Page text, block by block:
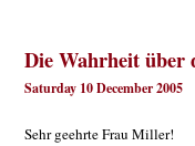
Die Wahrheit über
Saturday 10 December 2005
Sehr geehrte Frau Miller!